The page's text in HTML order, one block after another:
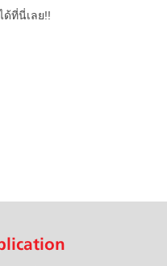
ด้ที่นี่เลย!!